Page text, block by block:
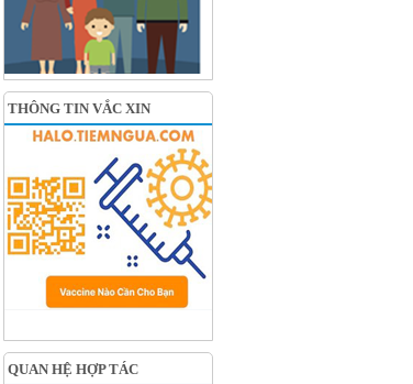
THÔNG TIN VẮC XIN
QUAN HỆ HỢP TÁC